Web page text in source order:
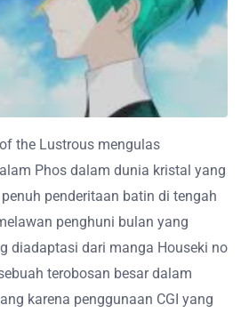
the Lustrous mengulas
Phos dalam dunia kristal yang
penderitaan batin di tengah
penghuni bulan yang
diadaptasi dari manga Houseki no
terobosan besar dalam
karena penggunaan CGI yang